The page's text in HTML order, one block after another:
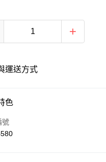
運送方式
式
次付款
色
號